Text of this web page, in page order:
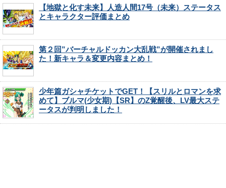
【地獄と化す未来】人造人間17号（未来）ステータス
とキャラクター評価まとめ
第２回”バーチャルドッカン大乱戦”が開催されまし
た！新キャラ＆変更内容まとめ！
少年篇ガシャチケットでGET！【スリルとロマンを求
めて】ブルマ(少女期)【SR】のZ覚醒後、LV最大ステ
ータスが判明しました！